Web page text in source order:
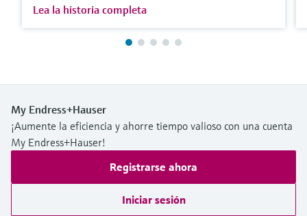
Lea la historia completa
My Endress+Hauser
¡Aumente la eficiencia y ahorre tiempo valioso con una cuenta
My Endress+Hauser!
Registrarse ahora
Iniciar sesión